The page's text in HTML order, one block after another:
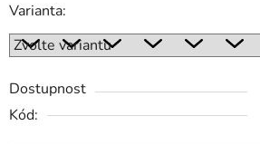
Varianta:
Dostupnost
Kód: